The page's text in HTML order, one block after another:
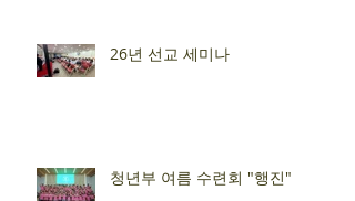
26년 선교 세미나
청년부 여름 수련회 "행진"